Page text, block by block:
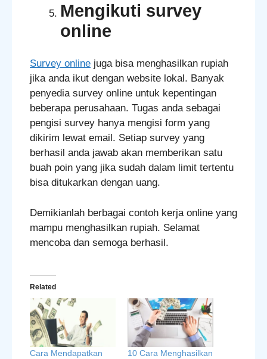
Mengikuti survey
online
Survey online juga bisa menghasilkan rupiah
jika anda ikut dengan website lokal. Banyak
penyedia survey online untuk kepentingan
beberapa perusahaan. Tugas anda sebagai
pengisi survey hanya mengisi form yang
dikirim lewat email. Setiap survey yang
berhasil anda jawab akan memberikan satu
buah poin yang jika sudah dalam limit tertentu
bisa ditukarkan dengan uang.
Demikianlah berbagai contoh kerja online yang
mampu menghasilkan rupiah. Selamat
mencoba dan semoga berhasil.
Related
Cara Mendapatkan
10 Cara Menghasilkan